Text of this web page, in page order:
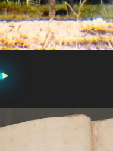
COMPARTIR